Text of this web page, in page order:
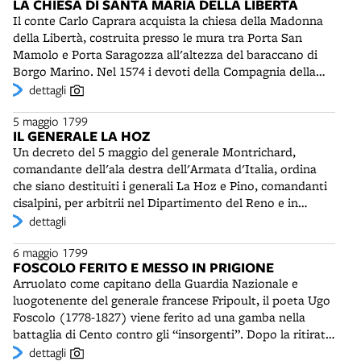
eccessi di ogni tipo, saccheggiando le case e uccidendo
trentuno abitanti.
LA CHIESA DI SANTA MARIA DELLA LIBERTÀ
Il conte Carlo Caprara acquista la chiesa della Madonna
della Libertà, costruita presso le mura tra Porta San
Mamolo e Porta Saragozza all'altezza del baraccano di
Borgo Marino. Nel 1574 i devoti della Compagnia della
Trinità costruirono qui una cappelletta, che lasciarono
1631 essa passò a una congregazione della chiesa di San
Mammante. Vi venne collocata una antica immagine della
Vergine conservata in Palazzo Albergati, chiamata
Madonna della Libertà per la sua provenienza dal
quartiere del Gonfaloniere in Palazzo pubblico. La
chiesetta venne in seguito ampliata e dal 1663 fu
costruito il portico antistante, completato nel 1768. La
compagnia venne soppressa il 28 luglio 1796. Pochi giorni
dopo l'acquisto il conte Caprara cederà la chiesa a due
soci che continueranno a farla officiare. Sarà tra le poche
che rimarranno aperte per il decreto 10 marzo 1808.
Dopo un periodo di chiusura, a metà dell’800 la chiesa
risulta gestita dal “solerte” sacredote don Angelo Ricci.
Nelle ore pomeridiane delle Feste d’estate vi si terranno
dettagli
5 maggio 1799
IL GENERALE LA HOZ
Un decreto del 5 maggio del generale Montrichard,
comandante dell'ala destra dell'Armata d'Italia, ordina
che siano destituiti i generali La Hoz e Pino, comandanti
cisalpini, per arbitrii nel Dipartimento del Reno e in
quello del Rubicone, posto il giorno precedente in stato
cesseranno sul momento le loro funzioni; è loro ordi­nato
di sortire senza dilazione dal circondario degli accennati
dipartimenti”. Ex ufficiale dell'esercito imperiale
austriaco passato a Napoleone, apprezzato e temuto per
il suo “patriottismo, la bravura, i talenti” in ambito
militare, Giuseppe La Hoz (o Lahoz, 1766-1799) è stato
uno dei maggiori oppositori al colpo di stato effettuato
dettagli
6 maggio 1799
FOSCOLO FERITO E MESSO IN PRIGIONE
Arruolato come capitano della Guardia Nazionale e
luogotenente del generale francese Fripoult, il poeta Ugo
Foscolo (1778-1827) viene ferito ad una gamba nella
battaglia di Cento contro gli “insorgenti”. Dopo la ritirata
evita di tornare a Bologna e si rifugia nella campagna
dettagli